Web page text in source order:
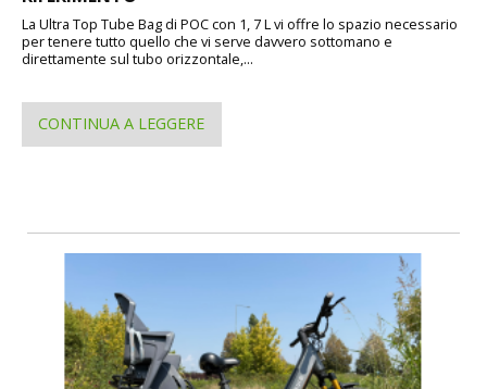
La Ultra Top Tube Bag di POC con 1, 7 L vi offre lo spazio necessario
per tenere tutto quello che vi serve davvero sottomano e
direttamente sul tubo orizzontale,...
CONTINUA A LEGGERE